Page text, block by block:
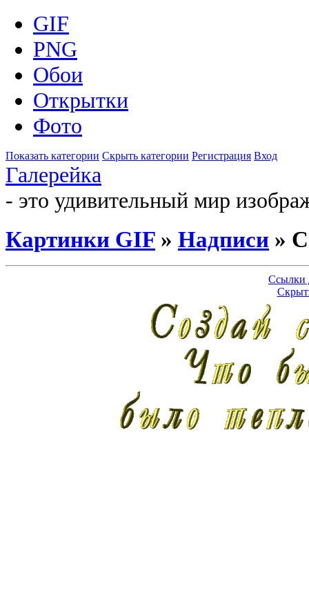
GIF
PNG
Обои
Открытки
Фото
Показать категории Скрыть категории Регистрация Вход
Галерейка
- это удивительный мир
Картинки GIF » Надписи »
Ссылки